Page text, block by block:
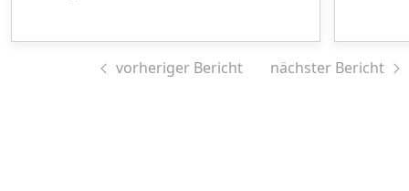
vorheriger Bericht nächster Bericht